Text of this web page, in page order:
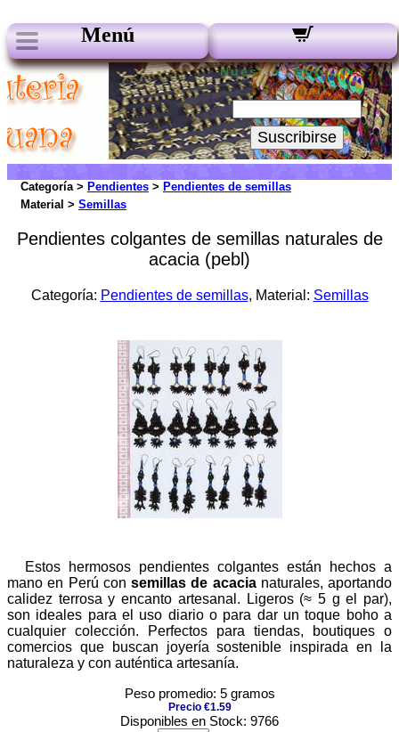
Menú
Nuestros boletines:
Su Email:
Suscribirse
Categoría > Pendientes > Pendientes de semillas
Material > Semillas
Pendientes colgantes de semillas naturales de
acacia (pebl)
Categoría: Pendientes de semillas, Material: Semillas
Estos hermosos pendientes colgantes están hechos a
mano en Perú con semillas de acacianaturales, aportando
calidez terrosa y encanto artesanal. Ligeros (≈ 5 g el par),
son ideales para el uso diario o para dar un toque boho a
cualquier colección. Perfectos para tiendas, boutiques o
comercios que buscan joyería sostenible inspirada en la
naturaleza y con auténtica artesanía.
Peso promedio: 5 gramos
Precio €1.59
Disponibles en Stock: 9766